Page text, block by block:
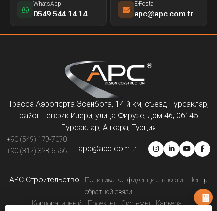
WhatsApp
0549 544 14 14
E-Posta
apc@apc.com.tr
Трасса Аэропорта Эсенбога, 14-й км, съезд Пурсаклар,
район Тевфик Илери, улица Фирузе, дом 46, 06145
Пурсаклар, Анкара, Турция
+90 (549) 179-7070
+90 (312) 328-6566
apc@apc.com.tr
APC Строительство | Политика конфиденциальности | Центр
обратной связи
Корпоративный
Проекты Системы
Карьера